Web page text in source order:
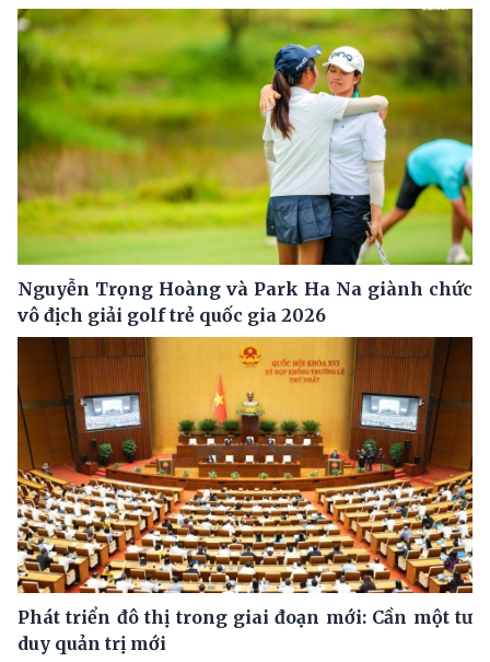
Nguyễn Trọng Hoàng và Park Ha Na giành chức
vô địch giải golf trẻ quốc gia 2026
Phát triển đô thị trong giai đoạn mới: Cần một tư
duy quản trị mới